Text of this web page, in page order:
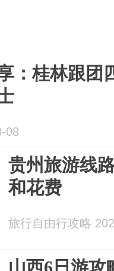
：桂林跟团
08
贵州旅游线
和花费
旅行自由行攻略